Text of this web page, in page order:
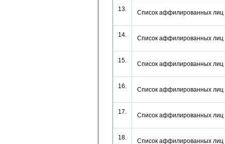
13. Список аффилированных
14. Список аффилированных
15. Список аффилированных
16. Список аффилированных
17. Список аффилированных
18. Список аффилированных